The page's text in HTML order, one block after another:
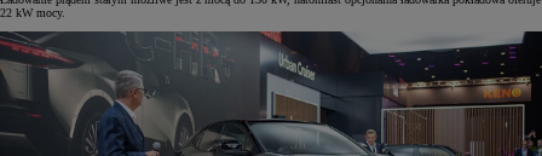
22 kW mocy.